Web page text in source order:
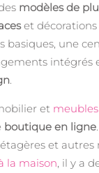
modèles de
et décorations
basiques, une
.
et
boutique en ligne
et
la maison, il y a